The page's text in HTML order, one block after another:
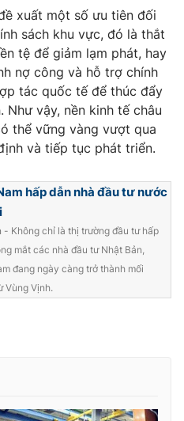
Hạnh, Phạm Quốc Thắng,
- 024.38 355 932
897 897
xuất một số ưu tiên đối
sách khu vực, đó là thắt
tệ để giảm lạm phát, hay
nợ công và hỗ trợ chính
tác quốc tế để thúc đẩy
vậy, nền kinh tế châu
thể vững vàng vượt qua
và tiếp tục phát triển.
hấp dẫn nhà đầu tư nước
- Không chỉ là thị trường đầu tư hấp
mắt các nhà đầu tư Nhật Bản,
đang ngày càng trở thành mối
Vùng Vịnh.